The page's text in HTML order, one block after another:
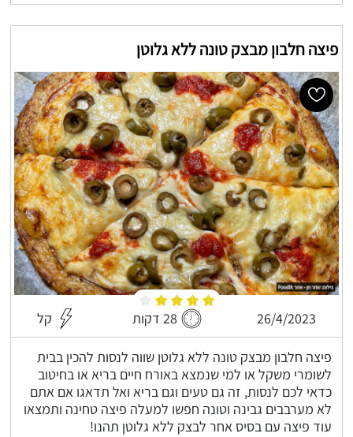
פיצה חלבון מבצק טונה ללא גלוטן
26/4/2023 28 דקות קל
פיצה חלבון מבצק טונה ללא גלוטן שווה לנסות להכין בבית
לשומרי משקל או למי שנמצא באורח חיים בריא או בחיטוב
כדאי לכם לנסות, זה גם טעים וגם בריא ואל תדאגו אם אתם
לא מערבבים גבינה וטונה חפשו למעלה פיצה טחינה ותמצאו
עוד פיצה עם בסיס אחר לבצק ללא גלוטן תהנו!